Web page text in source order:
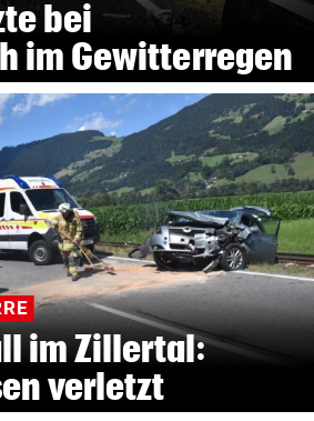
bei
im Gewitterregen
im Zillertal:
verletzt